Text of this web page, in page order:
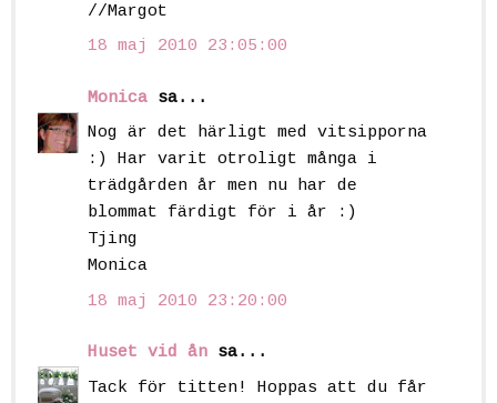
//Margot
18 maj 2010 23:05:00
Monica sa...
Nog är det härligt med vitsipporna
:) Har varit otroligt många i
trädgården år men nu har de
blommat färdigt för i år :)
Tjing
Monica
18 maj 2010 23:20:00
Huset vid ån sa...
Tack för titten! Hoppas att du får